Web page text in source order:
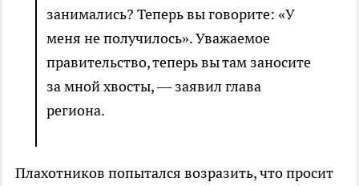
занимались? Теперь вы говорите: «У
меня не получилось». Уважаемое
правительство, теперь вы там заносите
за мной хвосты, — заявил глава
региона.
Плахотников попытался возразить, что просит